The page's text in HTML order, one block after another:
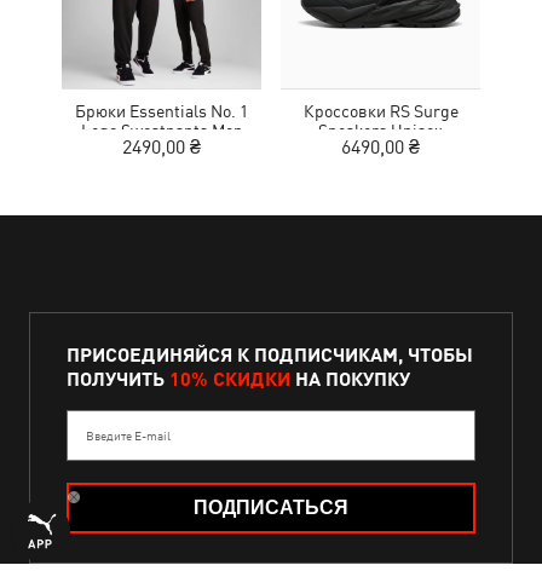
Брюки Essentials No. 1
Logo Sweatpants Men
2490,00 ₴
Кроссовки RS Surge
Sneakers Unisex
6490,00 ₴
ПРИСОЕДИНЯЙСЯ К ПОДПИСЧИКАМ, ЧТОБЫ
ПОЛУЧИТЬ 10% СКИДКИ НА ПОКУПКУ
Введите E-mail
ПОДПИСАТЬСЯ